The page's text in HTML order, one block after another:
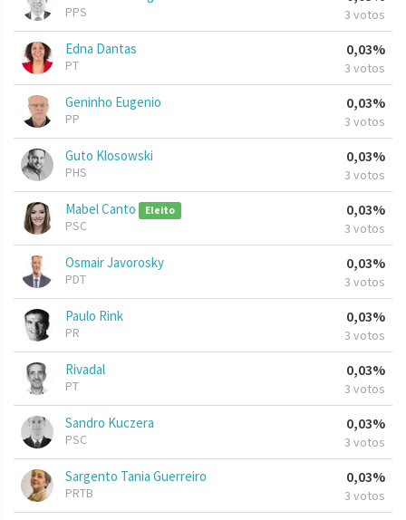
PPS 3 votos
Edna Dantas
PT
0,03%
3 votos
Geninho Eugenio
PP
0,03%
3 votos
Guto Klosowski
PHS
0,03%
3 votos
Mabel Canto Eleito
PSC
0,03%
3 votos
Osmair Javorosky
PDT
0,03%
3 votos
Paulo Rink
PR
0,03%
3 votos
Rivadal
PT
0,03%
3 votos
Sandro Kuczera
PSC
0,03%
3 votos
Sargento Tania Guerreiro
PRTB
0,03%
3 votos